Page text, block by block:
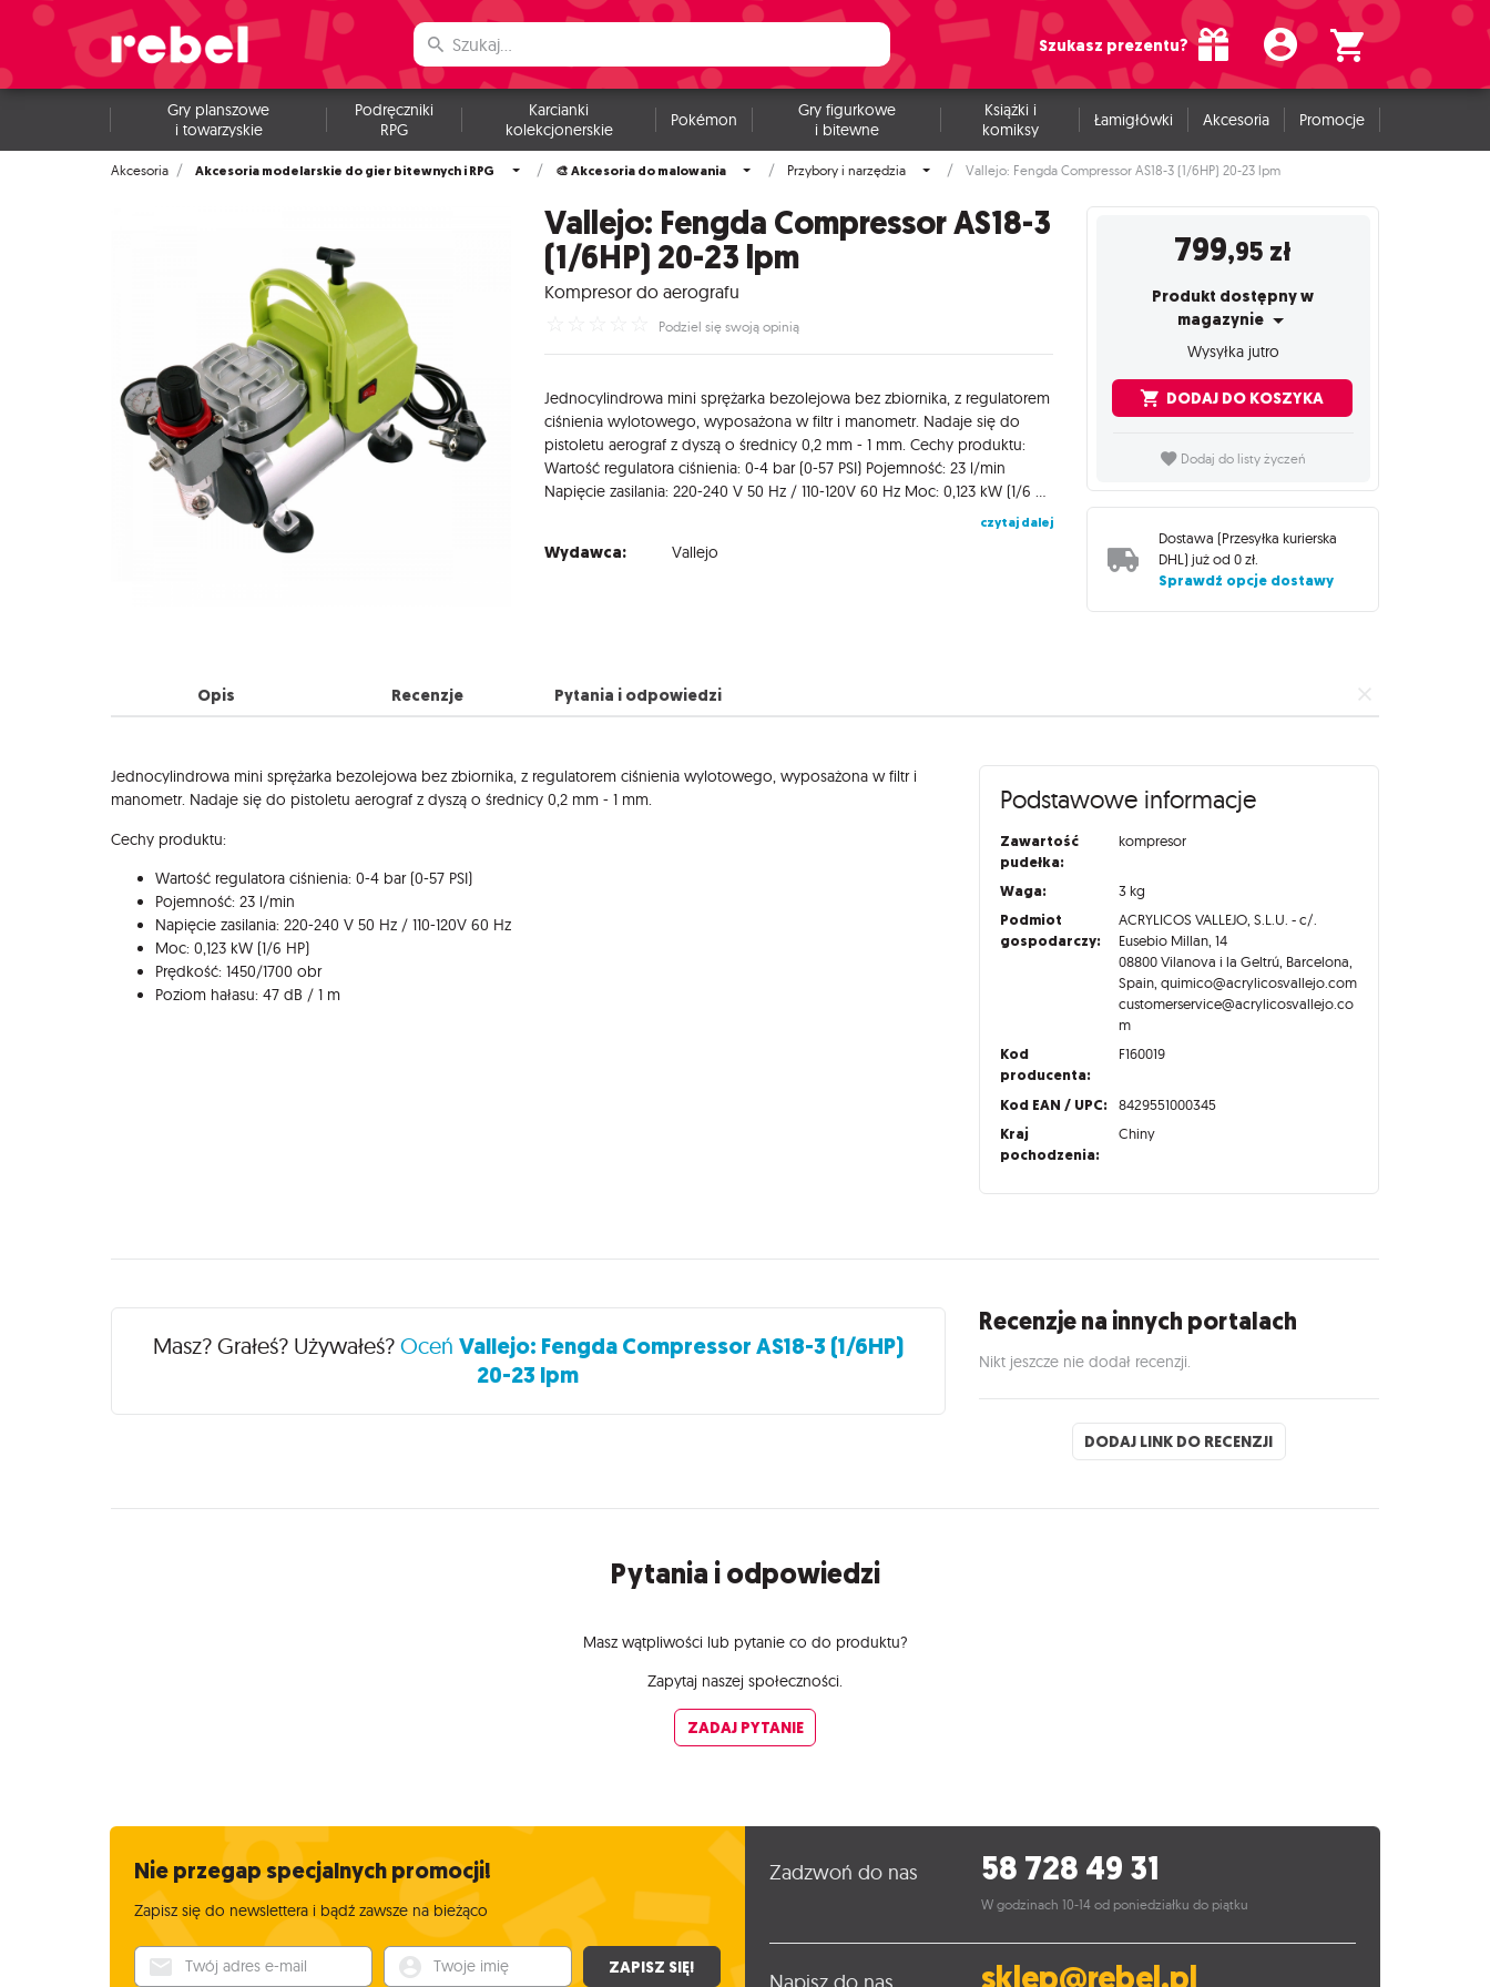
Szukasz prezentu?
Gry planszowe
i towarzyskie
Podręczniki
RPG
Karcianki
kolekcjonerskie
Pokémon
Gry figurkowe
i bitewne
Książki i
komiksy
Łamigłówki Akcesoria Promocje
Akcesoria Akcesoria modelarskie do gier bitewnych i RPG 🎨 Akcesoria do malowania Przybory i narzędzia Vallejo: Fengda Compressor AS18-3 (1/6HP) 20-23 lpm
Vallejo: Fengda Compressor AS18-3
(1/6HP) 20-23 lpm
Kompresor do aerografu
Podziel się swoją opinią
Jednocylindrowa mini sprężarka bezolejowa bez zbiornika, z regulatorem
ciśnienia wylotowego, wyposażona w filtr i manometr. Nadaje się do
pistoletu aerograf z dyszą o średnicy 0,2 mm - 1 mm. Cechy produktu:
Wartość regulatora ciśnienia: 0-4 bar (0-57 PSI) Pojemność: 23 l/min
Napięcie zasilania: 220-240 V 50 Hz / 110-120V 60 Hz Moc: 0,123 kW (1/6 HP) Prędkość: 1450/1700 obr Poziom hałasu: 47 dB / 1 m
czytaj dalej
Wydawca: Vallejo
799,95 zł
Produkt dostępny w
magazynie
Wysyłka jutro
DODAJ DO KOSZYKA
Dodaj do listy życzeń
Dostawa (Przesyłka kurierska
DHL) już od0 zł.
Sprawdź opcje dostawy
Opis Recenzje Pytania i odpowiedzi
Opis
Jednocylindrowa mini sprężarka bezolejowa bez zbiornika, z regulatorem ciśnienia wylotowego, wyposażona w filtr i
manometr. Nadaje się do pistoletu aerograf z dyszą o średnicy 0,2 mm - 1 mm.
Cechy produktu:
Wartość regulatora ciśnienia: 0-4 bar (0-57 PSI)
Pojemność: 23 l/min
Napięcie zasilania: 220-240 V 50 Hz / 110-120V 60 Hz
Moc: 0,123 kW (1/6 HP)
Prędkość: 1450/1700 obr
Poziom hałasu: 47 dB / 1 m
Podstawowe informacje
Zawartość
pudełka:
kompresor
Waga: 3 kg
Podmiot
gospodarczy:
ACRYLICOS VALLEJO, S.L.U. - c/.
Eusebio Millan, 14
08800 Vilanova i la Geltrú, Barcelona,
Spain, quimico@acrylicosvallejo.com
customerservice@acrylicosvallejo.co
m
Kod
producenta:
F160019
Kod EAN / UPC: 8429551000345
Kraj
pochodzenia:
Chiny
Recenzje
Masz? Grałeś? Używałeś? Oceń Vallejo: Fengda Compressor AS18-3 (1/6HP)
20-23 lpm
Recenzje na innych portalach
Nikt jeszcze nie dodał recenzji.
DODAJ LINK DO RECENZJI
Pytania i odpowiedzi
Masz wątpliwości lub pytanie co do produktu?
Zapytaj naszej społeczności.
ZADAJ PYTANIE
Nie przegap specjalnych promocji!
Zapisz się do newslettera i bądź zawsze na bieżąco
Twój adres e-mail Twoje imię ZAPISZ SIĘ!
Zadzwoń do nas 58 728 49 31
W godzinach 10-14 od poniedziałku do piątku
Napisz do nas sklep@rebel.pl